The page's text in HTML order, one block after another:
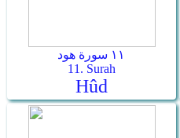
١١ سورة هود
11. Surah
Hûd